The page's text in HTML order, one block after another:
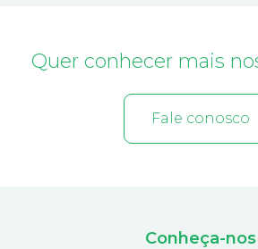
Quer conhecer mais
Fale conosco
Conheça-nos